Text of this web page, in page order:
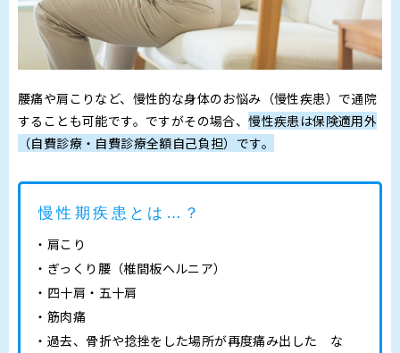
腰痛や肩こりなど、慢性的な身体のお悩み（慢性疾患）で通院
することも可能です。ですがその場合、慢性疾患は保険適用外
（自費診療・自費診療全額自己負担） です。
慢性期疾患とは…？
肩こり
ぎっくり腰（椎間板ヘルニア）
四十肩・五十肩
筋肉痛
過去、骨折や捻挫をした場所が再度痛み出した な